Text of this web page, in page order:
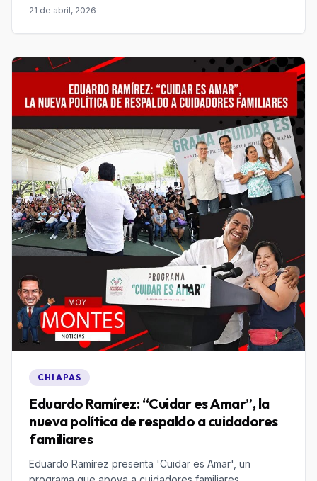
21 de abril, 2026
CHIAPAS
Eduardo Ramírez: “Cuidar es Amar”, la
nueva política de respaldo a cuidadores
Eduardo Ramírez presenta 'Cuidar es Amar', un